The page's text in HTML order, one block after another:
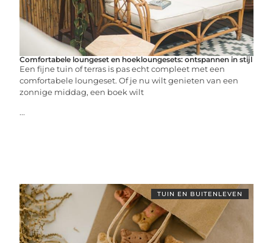
Comfortabele loungeset en hoekloungesets: ontspannen in stijl
Een fijne tuin of terras is pas echt compleet met een
comfortabele loungeset. Of je nu wilt genieten van een
zonnige middag, een boek wilt
...
TUIN EN BUITENLEVEN